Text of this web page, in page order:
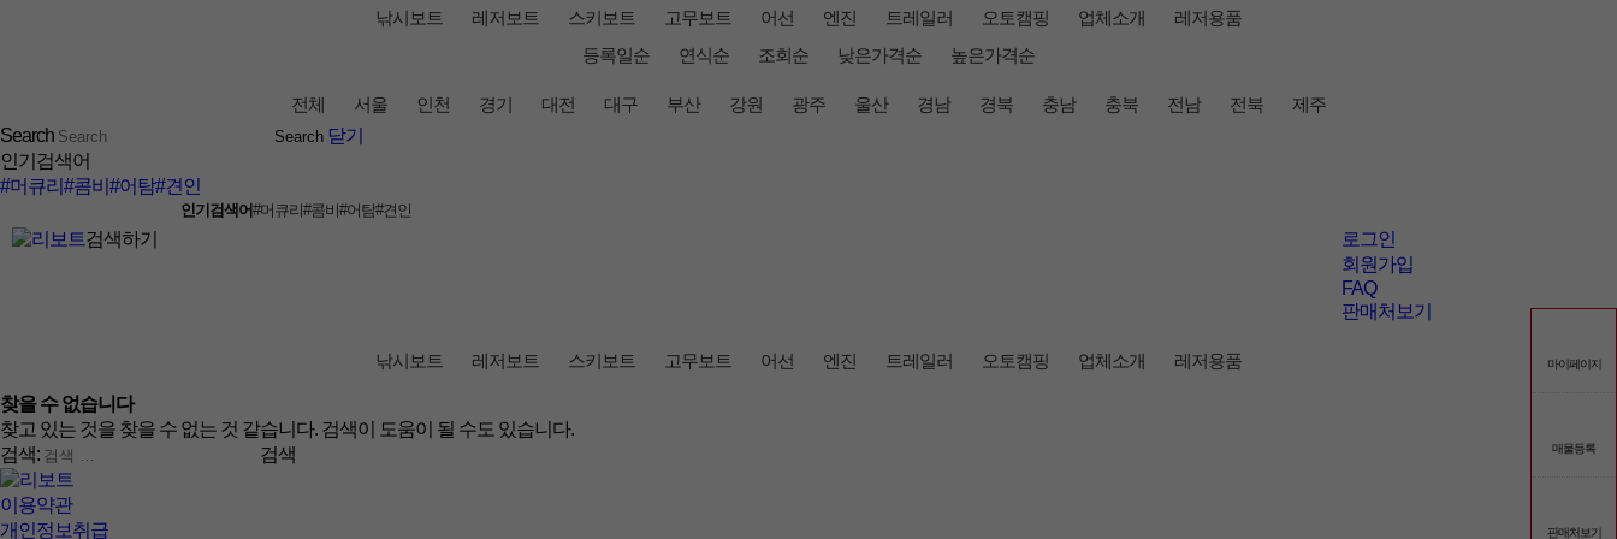
낚시보트 레저보트 스키보트 고무보트 어선 엔진 트레일러 오토캠핑 업체소개
레저용품
등록일순
연식순 조회순 낮은가격순 높은가격순
전체 서울 인천 경기 대전 대구 부산 강원 광주 울산 경남 경북 충남 충북 전남 전북
제주
Search
닫기
인기검색어
#머큐리 #콤비 #어탐#견인
인기검색어#머큐리 #콤비 #어탐#견인
검색하기
로그인
회원가입
FAQ
판매처보기
낚시보트 레저보트 스키보트 고무보트 어선 엔진 트레일러 오토캠핑 업체소개 레저용품
찾을 수 없습니다
찾고 있는 것을 찾을 수 없는 것 같습니다. 검색이 도움이 될 수도 있습니다.
검색:
검색
마이페이지
매물등록
판매처보기
이용약관
개인정보취급